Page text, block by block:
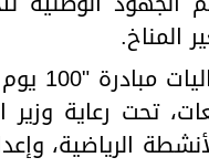
المناخ.
كما
تحت رعاية وزير
الرياضية،